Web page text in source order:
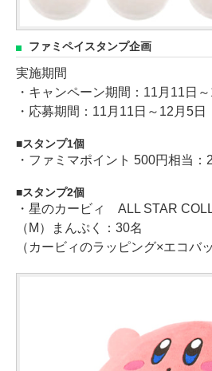
ファミペイスタンプ企画
実施期間
・キャンペーン期間：11月11日
・応募期間：11月11日～12月5日
スタンプ1個
・ファミマポイント 500円相当：
スタンプ2個
・星のカービィ ALL STAR
（M）まんぷく：30名
（カービィのラッピング×エコバ